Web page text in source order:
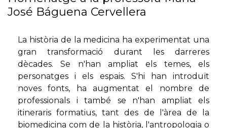
José Báguena Cervellera
La història de la medicina ha experimentat una
gran transformació durant les darreres
dècades. Se n'han ampliat els temes, els
personatges i els espais. S'hi han introduït
noves fonts, ha augmentat el nombre de
professionals i també se n'han ampliat els
itineraris formatius, tant des de l'àrea de la
biomedicina com de la història, l'antropologia o